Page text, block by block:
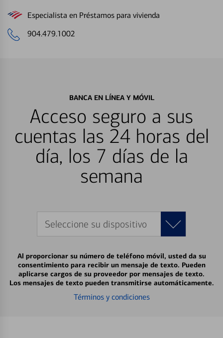
Especialista en Préstamos para vivienda
904.479.1002
BANCA EN LÍNEA Y MÓVIL
Acceso seguro a sus
cuentas las 24 horas del
día, los 7 días de la
semana
Seleccione su dispositivo
Al proporcionar su número de teléfono móvil, usted da su
consentimiento para recibir un mensaje de texto. Pueden
aplicarse cargos de su proveedor por mensajes de texto.
Los mensajes de texto pueden transmitirse automáticamente.
Términos y condiciones